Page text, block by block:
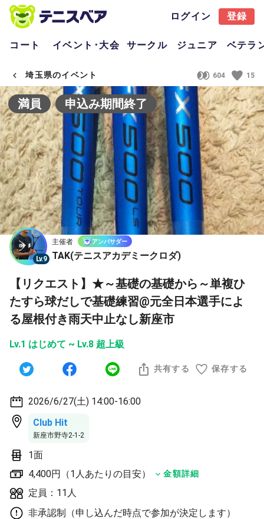
ログイン 登録
コート イベント･大会 サークル ジュニア ベテラ
埼玉県のイベント 604 15
満員 申込み期間終了
Lv.9
主催者 アンバサダー
TAK(テニスアカデミークロダ)
【リクエスト】★～基礎の基礎から～単複ひ
たすら球だしで基礎練習@元全日本選手によ
る屋根付き雨天中止なし新座市
Lv.1 はじめて ~ Lv.8 超上級
共有する 保存する
2026/6/27(土) 14:00-16:00
Club Hit
新座市野寺2-1-2
1面
4,400円（1人あたりの目安）
金額詳細
定員：11人
非承認制（申し込んだ時点で参加が決定します）